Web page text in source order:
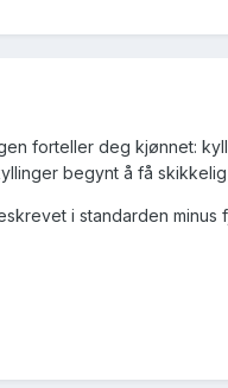
forteller deg kjønnet:
begynt å få skikkelig
i standarden